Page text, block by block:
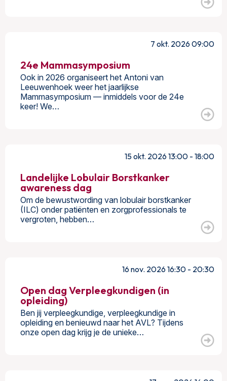
7 okt. 2026 09:00
24e Mammasymposium
Ook in 2026 organiseert het Antoni van
Leeuwenhoek weer het jaarlijkse
Mammasymposium — inmiddels voor de 24e
keer! We…
15 okt. 2026 13:00 - 18:00
Landelijke Lobulair Borstkanker
awareness dag
Om de bewustwording van lobulair borstkanker
(ILC) onder patiënten en zorgprofessionals te
vergroten, hebben…
16 nov. 2026 16:30 - 20:30
Open dag Verpleegkundigen (in
opleiding)
Ben jij verpleegkundige, verpleegkundige in
opleiding en benieuwd naar het AVL? Tijdens
onze open dag krijg je de unieke…